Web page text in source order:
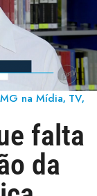
na Mídia, TV,
falta
da